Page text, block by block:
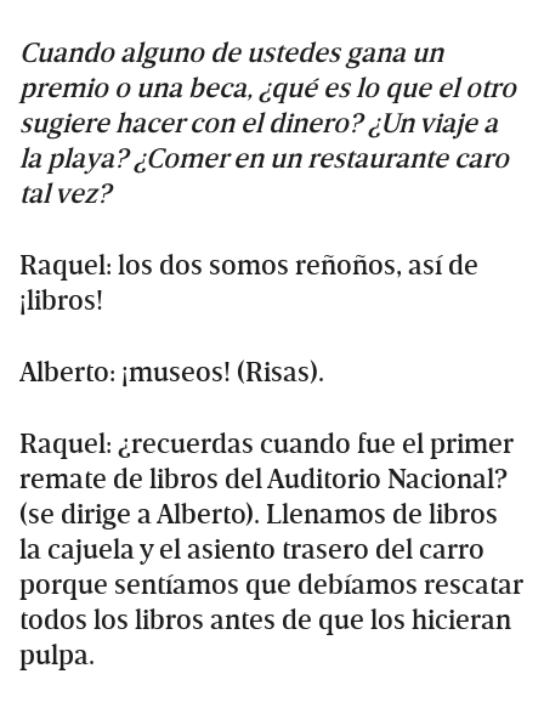
Cuando alguno de ustedes gana un
premio o una beca, ¿qué es lo que el otro
sugiere hacer con el dinero? ¿Un viaje a
la playa? ¿Comer en un restaurante caro
tal vez?
Raquel: los dos somos reñoños, así de
¡libros!
Alberto: ¡museos! (Risas).
Raquel: ¿recuerdas cuando fue el primer
remate de libros del Auditorio Nacional?
(se dirige a Alberto). Llenamos de libros
la cajuela y el asiento trasero del carro
porque sentíamos que debíamos rescatar
todos los libros antes de que los hicieran
pulpa.